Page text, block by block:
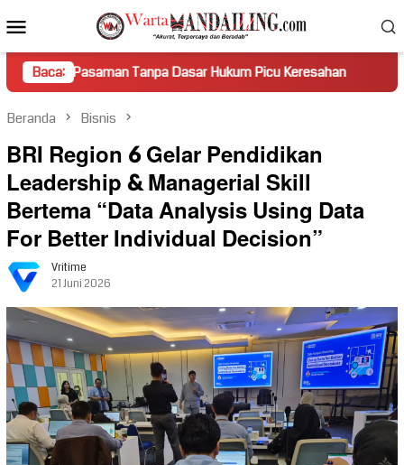
ke
kontenMobile
Baca:
Tanpa Dasar Hukum Picu Keresahan Truk Miring
Beranda Bisnis
BRI Region 6 Gelar Pendidikan
Leadership & Managerial Skill
Bertema “Data Analysis Using Data
For Better Individual Decision”
Vritime
21 Juni 2026